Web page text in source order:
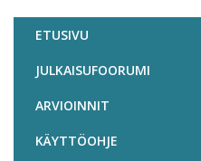
Julkaisufoorumi
ETUSIVU
JULKAISUFOORUMI
ARVIOINNIT
KÄYTTÖOHJE